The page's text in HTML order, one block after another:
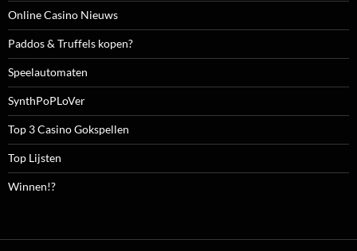
Online Casino Nieuws
Paddos & Truffels kopen?
Speelautomaten
SynthPoPLoVer
Top 3 Casino Gokspellen
Top Lijsten
Winnen!?